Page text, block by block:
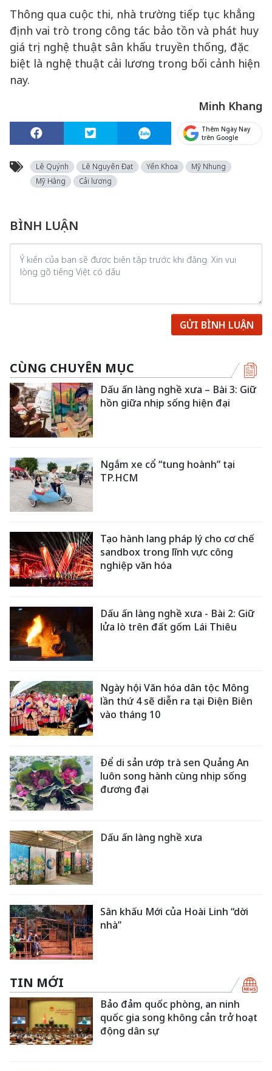
Thông qua cuộc thi, nhà trường tiếp tục khẳng
định vai trò trong công tác bảo tồn và phát huy
giá trị nghệ thuật sân khấu truyền thống, đặc
biệt là nghệ thuật cải lương trong bối cảnh hiện
nay.
Minh Khang
Thêm Ngày Nay
trên Google
Lê Quýnh Lê Nguyên Đạt Yến Khoa
Mỹ Nhung
Mỹ Hằng
Cải lương
BÌNH LUẬN
GỬI BÌNH LUẬN
CÙNG CHUYÊN MỤC
Dấu ấn làng nghề xưa – Bài 3: Giữ
hồn giữa nhịp sống hiện đại
Ngắm xe cổ “tung hoành” tại
TP.HCM
Tạo hành lang pháp lý cho cơ chế
sandbox trong lĩnh vực công
nghiệp văn hóa
Dấu ấn làng nghề xưa - Bài 2: Giữ
lửa lò trên đất gốm Lái Thiêu
Ngày hội Văn hóa dân tộc Mông
lần thứ 4 sẽ diễn ra tại Điện Biên
vào tháng 10
Để di sản ướp trà sen Quảng An
luôn song hành cùng nhịp sống
đương đại
Dấu ấn làng nghề xưa
Sân khấu Mới của Hoài Linh “dời
nhà”
TIN MỚI
Bảo đảm quốc phòng, an ninh
quốc gia song không cản trở hoạt
động dân sự